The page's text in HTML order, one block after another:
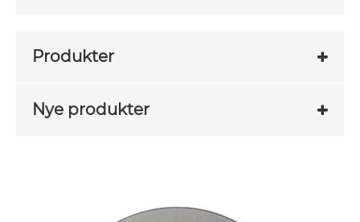
Produkter
Nye produkter